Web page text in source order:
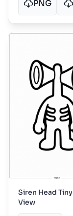
PNG
Siren Head
View